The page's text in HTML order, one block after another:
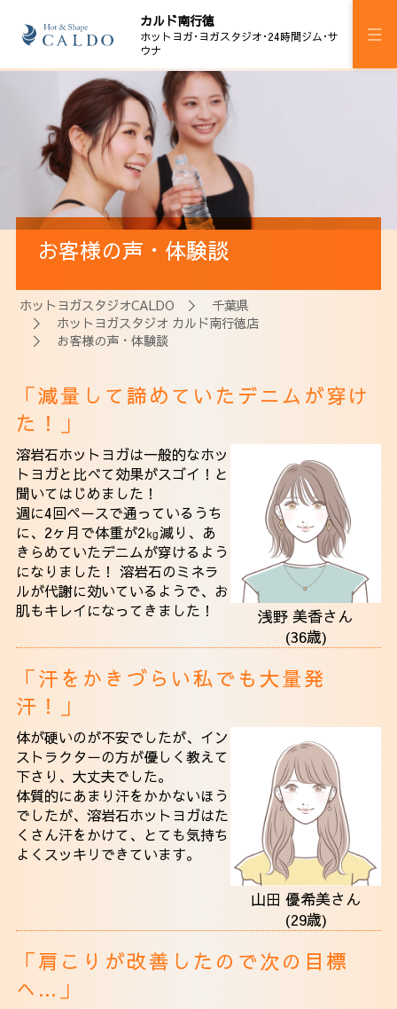
カルド南行徳
ホットヨガ･ヨガスタジオ･24時間ジム･サ
ウナ
施設案内
プログラム
スケジュール
マピラセミ
24時間ジム
サウナ
料金
法人会員
アクセス
お客様の声・体験談
ホットヨガスタジオCALDO ＞ 千葉県
＞ ホットヨガスタジオ カルド南行徳店
＞ お客様の声・体験談
「減量して諦めていたデニムが穿け
た！」
浅野 美香さん
(36歳)
溶岩石ホットヨガは一般的なホッ
トヨガと比べて効果がスゴイ！と
聞いてはじめました！
週に4回ペースで通っているうち
に、2ヶ月で体重が2㎏減り、あ
きらめていたデニムが穿けるよう
になりました！ 溶岩石のミネラ
ルが代謝に効いているようで、お
肌もキレイになってきました！
「汗をかきづらい私でも大量発
汗！」
山田 優希美さん
(29歳)
体が硬いのが不安でしたが、イン
ストラクターの方が優しく教えて
下さり、大丈夫でした。
体質的にあまり汗をかかないほう
でしたが、溶岩石ホットヨガはた
くさん汗をかけて、とても気持ち
よくスッキリできています。
「肩こりが改善したので次の目標
へ…」